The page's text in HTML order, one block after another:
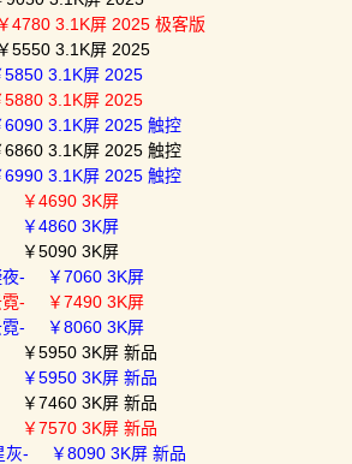
4780 3.1K屏 2025 极客版
5550 3.1K屏 2025
3.1K屏 2025
3.1K屏 2025
3.1K屏 2025 触控
3.1K屏 2025 触控
3.1K屏 2025 触控
￥4690 3K屏
￥4860 3K屏
￥5090 3K屏
夜- ￥7060 3K屏
霓- ￥7490 3K屏
霓- ￥8060 3K屏
￥5950 3K屏 新品
￥5950 3K屏 新品
￥7460 3K屏 新品
￥7570 3K屏 新品
灰- ￥8090 3K屏 新品